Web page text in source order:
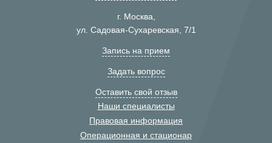
г. Москва,
ул. Садовая-Сухаревская, 7/1
Запись на прием
Задать вопрос
Оставить свой отзыв
Наши специалисты
Правовая информация
Операционная и стационар